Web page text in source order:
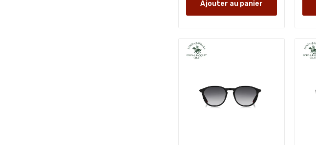
Ajouter au panier